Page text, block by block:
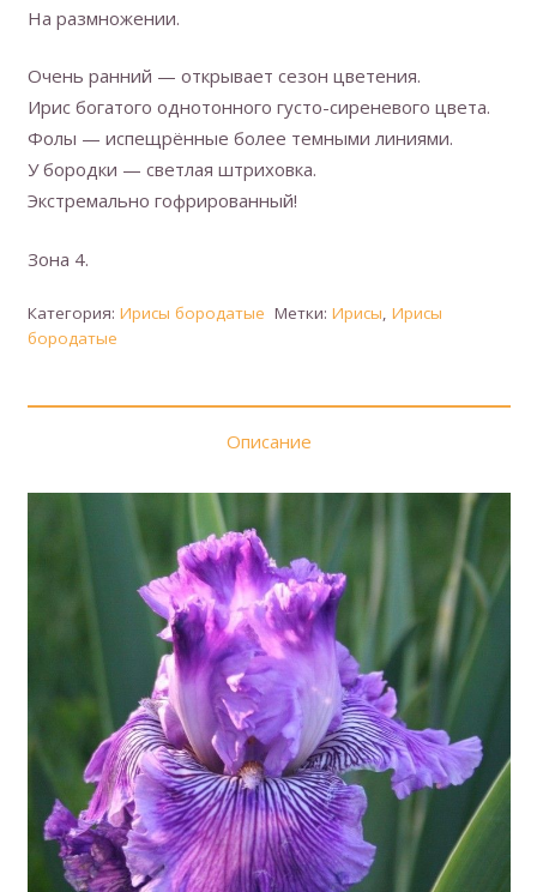
На размножении.
Очень ранний — открывает сезон цветения.
Ирис богатого однотонного густо-сиреневого цвета.
Фолы — испещрённые более темными линиями.
У бородки — светлая штриховка.
Экстремально гофрированный!
Зона 4.
Категория: Ирисы бородатые Метки: Ирисы, Ирисы
бородатые
Описание